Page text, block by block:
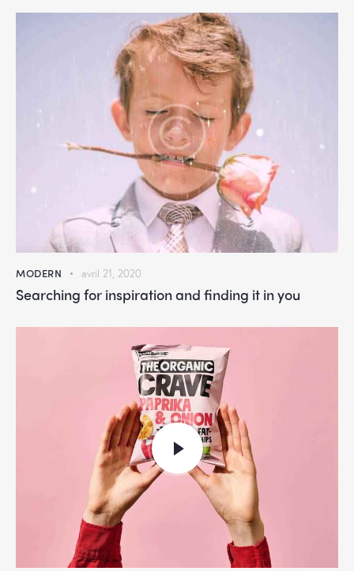
MODERN avril 21, 2020
Searching for inspiration and finding it in you